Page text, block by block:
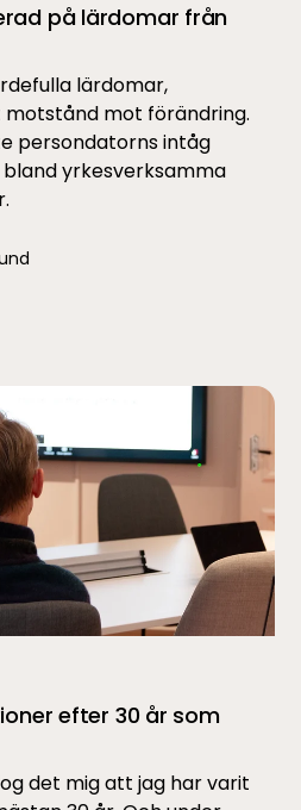
på lärdomar från
lärdomar,
mot förändring.
persondatorns intåg
yrkesverksamma
efter 30 år som
det mig att jag har varit